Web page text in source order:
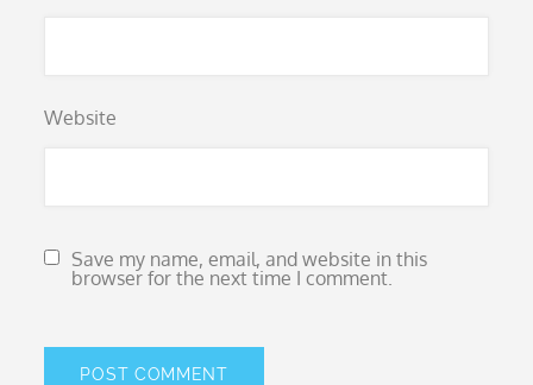
Website
Save my name, email, and website in this
browser for the next time I comment.